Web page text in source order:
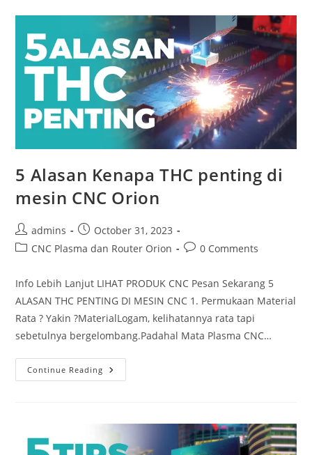
CNC
Plasma
5 Alasan Kenapa THC penting di
mesin CNC Orion
Post
author:
admins
Post
published:
October 31, 2023
PostCNC Plasma dan Router Orion
Post0 Comments
Info Lebih Lanjut LIHAT PRODUK CNC Pesan Sekarang 5
ALASAN THC PENTING DI MESIN CNC 1. Permukaan Material
Rata ? Yakin ?MaterialLogam, kelihatannya rata tapi
sebetulnya bergelombang.Padahal Mata Plasma CNC…
Continue Reading
Alasan
Mesin
Orion